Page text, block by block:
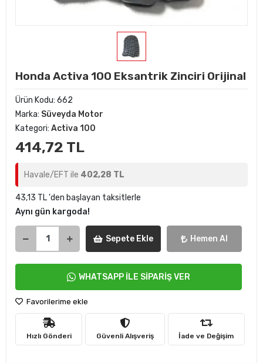
Honda Activa 100 Eksantrik Zinciri Orijinal
Ürün Kodu: 662
Marka: Süveyda Motor
Kategori: Activa 100
414,72 TL
Havale/EFT ile 402,28 TL
43,13 TL 'den başlayan taksitlerle
Aynı gün kargoda!
Sepete Ekle Hemen Al
WHATSAPP İLE SİPARİŞ VER
Favorilerime ekle
Hızlı Gönderi Güvenli Alışveriş İade ve Değişim